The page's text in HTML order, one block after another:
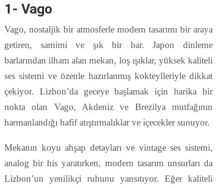
1- Vago
Vago, nostaljik bir atmosferle modern tasarımı bir araya
getiren, samimi ve şık bir bar. Japon dinleme
barlarından ilham alan mekan, loş ışıklar, yüksek kaliteli
ses sistemi ve özenle hazırlanmış kokteylleriyle dikkat
çekiyor. Lizbon’da geceye başlamak için harika bir
nokta olan Vago, Akdeniz ve Brezilya mutfağının
harmanlandığı hafif atıştırmalıklar ve içecekler sunuyor.
Mekanın koyu ahşap detayları ve vintage ses sistemi,
analog bir his yaratırken, modern tasarım unsurları da
Lizbon’un yenilikçi ruhunu yansıtıyor. Eğer kaliteli